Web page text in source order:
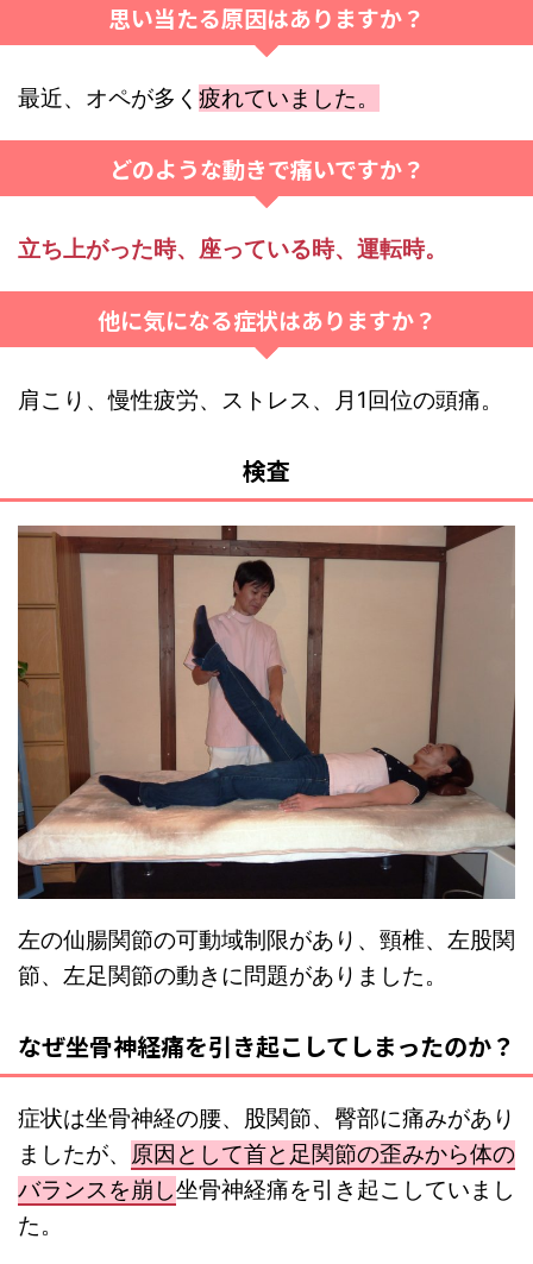
思い当たる原因はありますか？
最近、オペが多く 疲れていました。
どのような動きで痛いですか？
立ち上がった時、座っている時、運転時。
他に気になる症状はありますか？
肩こり、慢性疲労、ストレス、月1回位の頭痛。
検査
左の仙腸関節の可動域制限があり、頸椎、左股関
節、左足関節の動きに問題がありました。
なぜ坐骨神経痛を引き起こしてしまったのか？
症状は坐骨神経の腰、股関節、臀部に痛みがあり
ましたが、 原因として首と足関節の歪みから体の
バランスを崩し坐骨神経痛を引き起こしていまし
た。